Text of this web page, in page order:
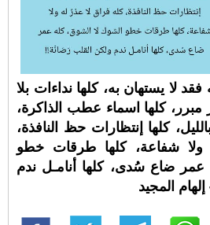
لا يستهان به، كلها نداءات بلا
كلها اسماء عطب الذاكرة،
كلها إنتظارات حظ النافذة،
شفاعة، كلها طرقات خطو
ضاع سُدى، كلها أنامـل ندم
المجيد